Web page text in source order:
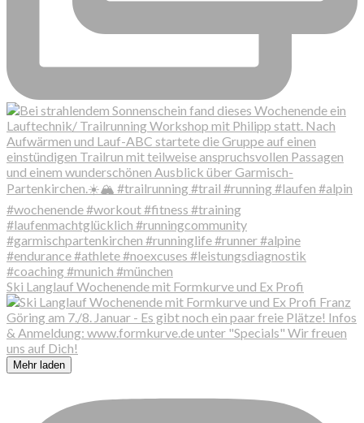
Ski Langlauf Wochenende mit Formkurve und Ex Profi
Mehr laden